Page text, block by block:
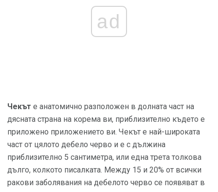
ad
Чекът е анатомично разположен в долната част на
дясната страна на корема ви, приблизително където е
приложено приложението ви. Чекът е най-широката
част от цялото дебело черво и е с дължина
приблизително 5 сантиметра, или една трета толкова
дълго, колкото писалката. Между 15 и 20% от всички
ракови заболявания на дебелото черво се появяват в